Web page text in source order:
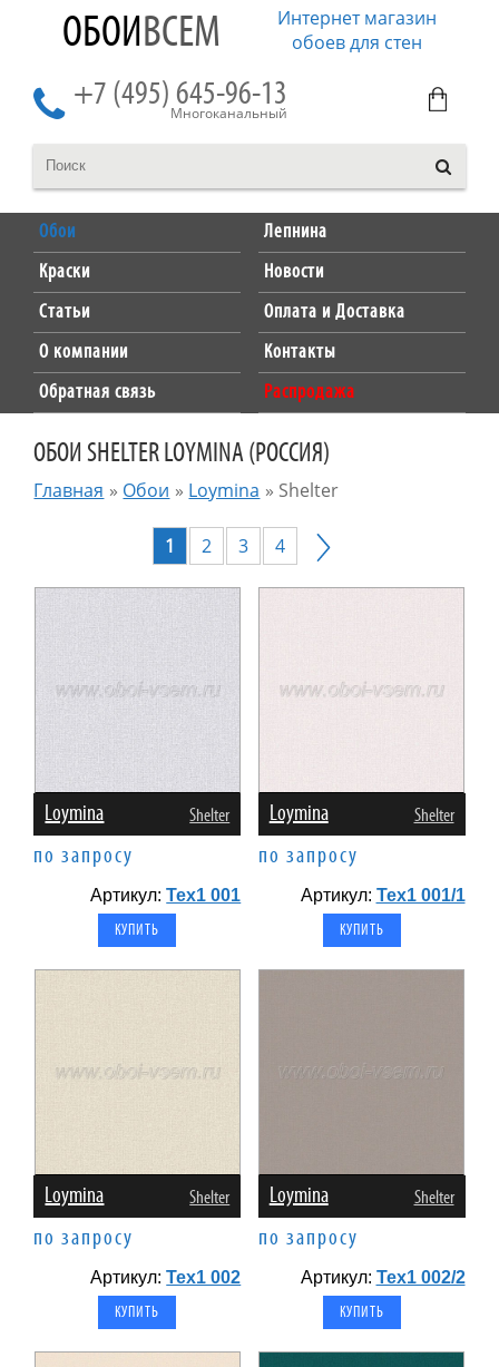
ОБОИВСЕМ
Интернет магазин
обоев для стен
+7 (495) 645-96-13
Многоканальный
Обои
Лепнина
Краски
Новости
Статьи
Оплата и Доставка
О компании
Контакты
Обратная связь
Распродажа
ОБОИ SHELTER LOYMINA (РОССИЯ)
Главная » Обои » Loymina » Shelter
1 2 3 4
Loymina Shelter
по запросу
Артикул:Tex1 001
Loymina Shelter
по запросу
Артикул: Tex1 001/1
Loymina Shelter
по запросу
Артикул:Tex1 002
Loymina Shelter
по запросу
Артикул: Tex1 002/2